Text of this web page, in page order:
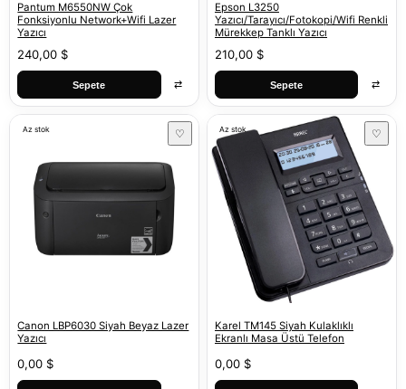
Pantum M6550NW Çok
Fonksiyonlu Network+Wifi Lazer
Yazıcı
240,00 $
Sepete ⇄
Epson L3250
Yazıcı/Tarayıcı/Fotokopi/Wifi Renkli
Mürekkep Tanklı Yazıcı
210,00 $
Sepete ⇄
Az stok ♡
Canon LBP6030 Siyah Beyaz Lazer
Yazıcı
0,00 $
Az stok ♡
Karel TM145 Siyah Kulaklıklı
Ekranlı Masa Üstü Telefon
0,00 $